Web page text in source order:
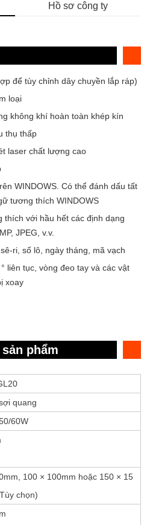
Hồ sơ công ty
để tùy chỉnh dây chuyền lắp ráp)
loại
không khí hoàn toàn khép kín
thụ thấp
laser chất lượng cao
WINDOWS. Có thể đánh dấu tất
tương thích WINDOWS
với hầu hết các định dạng
JPEG, v.v.
ri, số lô, ngày tháng, mã vạch
liên tục, vòng đeo tay và các vật
xoay
phẩm
quang
60W
100 × 100mm hoặc 150 × 15
chọn)